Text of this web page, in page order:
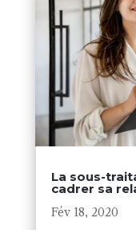
La sous-
cadrer sa
Fév 18, 2020